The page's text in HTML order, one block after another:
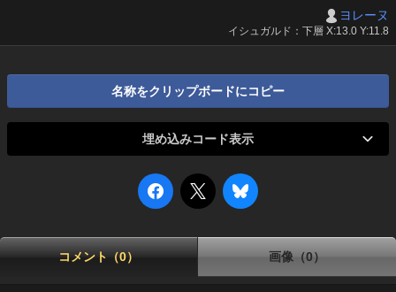
ヨレーヌ
イシュガルド：下層 X:13.0 Y:11.8
名称をクリップボードにコピー
埋め込みコード表示
コメント（0） 画像（0）